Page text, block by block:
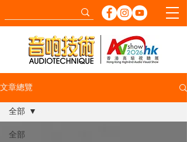
文章總覽
全部
全部